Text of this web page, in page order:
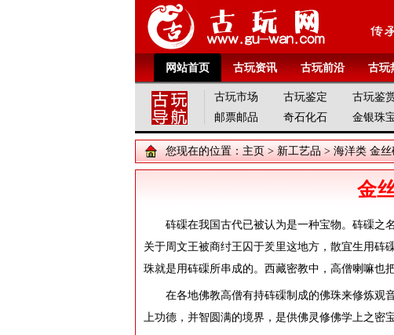
网站首页 古玩资讯 古玩前沿 古玩
古玩市场 古玩鉴定 古玩鉴
邮票邮品
奇石化石 金银珠
您现在的位置： 主页 > 新工艺品 > 海洋类 金丝
金
砗磲在我国古代已被认为是一种宝物。砗磲之
关于周文王被商纣王囚于羑里这地方，散宜生用砗
珠就是用砗磲所串成的。西藏密教中，高僧喇嘛也
在各地佛教高僧有持砗磲制成的佛珠来修炼观
上功德，并智圆满的境界，是供佛灵修佛学上之密宝